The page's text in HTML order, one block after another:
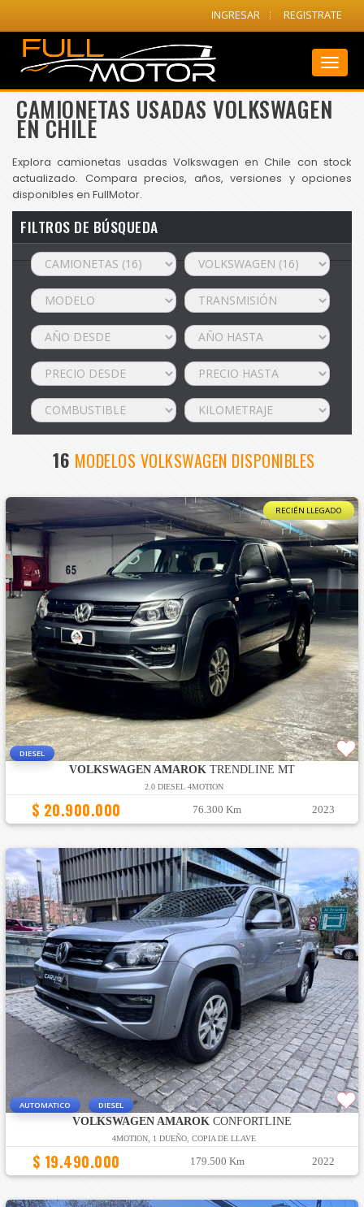
INGRESAR REGISTRATE
CAMIONETAS USADAS VOLKSWAGEN
EN CHILE
Explora camionetas usadas Volkswagen en Chile con stock
actualizado. Compara precios, años, versiones y opciones
disponibles en FullMotor.
FILTROS DE BÚSQUEDA
16 MODELOS VOLKSWAGEN DISPONIBLES
RECIÉN LLEGADO
DIESEL
VOLKSWAGEN AMAROKTRENDLINE MT
2.0 DIESEL 4MOTION
$ 20.900.000 76.300 Km 2023
AUTOMATICO DIESEL
VOLKSWAGEN AMAROKCONFORTLINE
4MOTION, 1 DUEÑO, COPIA DE LLAVE
$ 19.490.000 179.500 Km 2022